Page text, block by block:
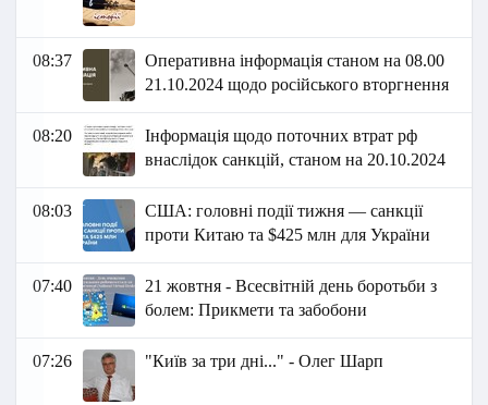
08:37
Оперативна інформація станом на 08.00
21.10.2024 щодо російського вторгнення
08:20
Інформація щодо поточних втрат рф
внаслідок санкцій, станом на 20.10.2024
08:03
США: головні події тижня — санкції
проти Китаю та $425 млн для України
07:40
21 жовтня - Всесвітній день боротьби з
болем: Прикмети та забобони
07:26 "Київ за три дні..." - Олег Шарп